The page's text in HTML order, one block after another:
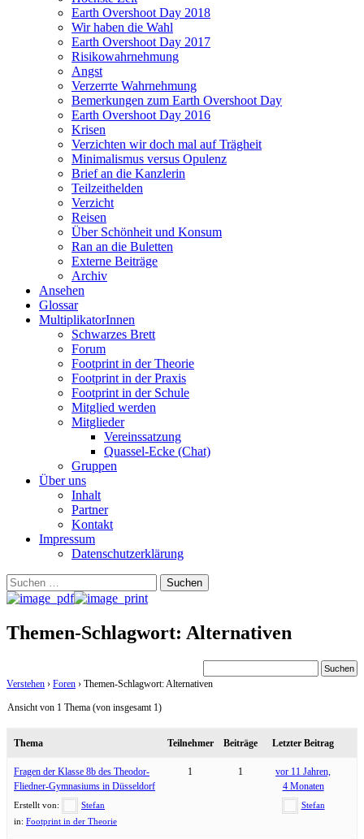
Earth Overshoot Day 2018
Wir haben die Wahl
Earth Overshoot Day 2017
Risikowahrnehmung
Angst
Verzerrte Wahrnehmung
Bemerkungen zum Earth Overshoot Day
Earth Overshoot Day 2016
Krisen
Verzichten wir doch mal auf Trägheit
Minimalismus versus Opulenz
Brief an die Kanzlerin
Teilzeithelden
Verzicht
Reisen
Über Schönheit und Konsum
Ran an die Buletten
Externe Beiträge
Archiv
Ansehen
Glossar
MultiplikatorInnen
Schwarzes Brett
Forum
Footprint in der Theorie
Footprint in der Praxis
Footprint in der Schule
Mitglied werden
Mitglieder
Vereinssatzung
Quassel-Ecke (Chat)
Gruppen
Über uns
Inhalt
Partner
Kontakt
Impressum
Datenschutzerklärung
Suchen
nach:
Themen-Schlagwort: Alternativen
Verstehen › Foren › Themen-Schlagwort: Alternativen
Ansicht von 1 Thema (von insgesamt 1)
Thema Teilnehmer Beiträge Letzter Beitrag
Fragen der Klasse 8b des Theodor-
Fliedner-Gymnasiums in Düsseldorf
Erstellt von:
Stefan
in: Footprint in der Theorie
1 1
vor 11 Jahren,
4 Monaten
Stefan